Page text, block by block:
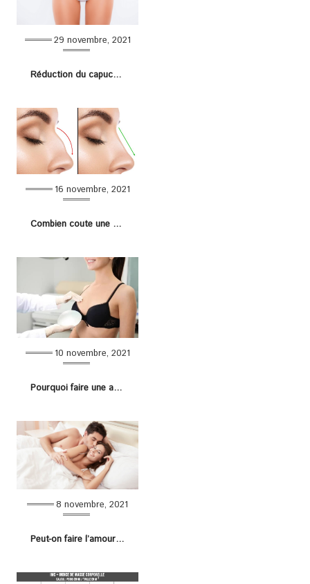
29 novembre, 2021
Réduction du capuchon clitoridien : tout sur cette chirurgie intime
16 novembre, 2021
Combien coute une rhinoplastie esthétique en France ?
10 novembre, 2021
Pourquoi faire une augmentation mammaire hybride ?
8 novembre, 2021
Peut-on faire l’amour après une augmentation mammaire ?